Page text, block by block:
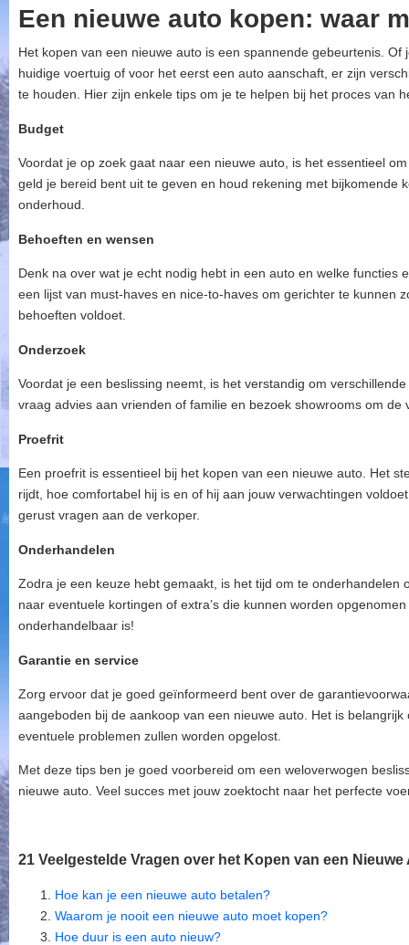
Een nieuwe auto kopen: waar
Het kopen van een nieuwe auto is een spannende gebeurtenis.
huidige voertuig of voor het eerst een auto aanschaft, er zijn
te houden. Hier zijn enkele tips om je te helpen bij het proces van
Budget
Voordat je op zoek gaat naar een nieuwe auto, is het essentieel
geld je bereid bent uit te geven en houd rekening met bijkomende
onderhoud.
Behoeften en wensen
Denk na over wat je echt nodig hebt in een auto en welke functies
een lijst van must-haves en nice-to-haves om gerichter te kunnen
behoeften voldoet.
Onderzoek
Voordat je een beslissing neemt, is het verstandig om
vraag advies aan vrienden of familie en bezoek showrooms om
Proefrit
Een proefrit is essentieel bij het kopen van een nieuwe auto. Het
rijdt, hoe comfortabel hij is en of hij aan jouw verwachtingen
gerust vragen aan de verkoper.
Onderhandelen
Zodra je een keuze hebt gemaakt, is het tijd om te onderhandelen
naar eventuele kortingen of extra’s die kunnen worden
onderhandelbaar is!
Garantie en service
Zorg ervoor dat je goed geïnformeerd bent over de
aangeboden bij de aankoop van een nieuwe auto. Het is
eventuele problemen zullen worden opgelost.
Met deze tips ben je goed voorbereid om een weloverwogen
nieuwe auto. Veel succes met jouw zoektocht naar het perfecte
21 Veelgestelde Vragen over het Kopen van een
Hoe kan je een nieuwe auto betalen?
Waarom je nooit een nieuwe auto moet kopen?
Hoe duur is een auto nieuw?